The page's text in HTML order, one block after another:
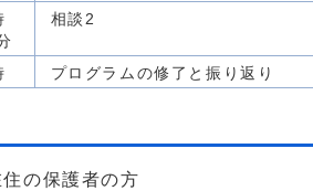
相談2
プログラムの修了と振り返り
の保護者の方